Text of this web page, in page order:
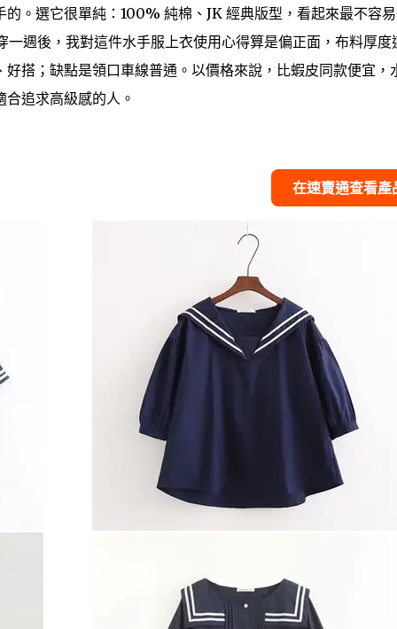
。選它很單純：100% 純棉、JK 經典版型，看起來最不容
週後，我對這件水手服上衣使用心得算是偏正面，布料厚度
搭；缺點是領口車線普通。以價格來說，比蝦皮同款便宜，
追求高級感的人。
在速賣通查看產